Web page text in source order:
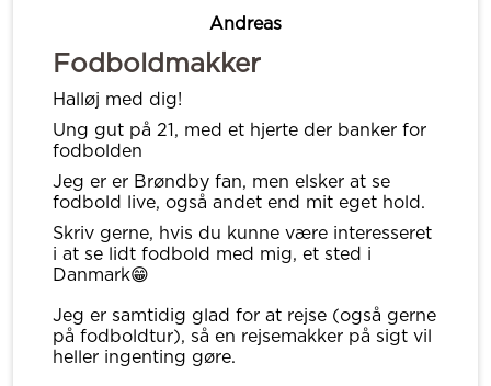
Andreas
Fodboldmakker
Halløj med dig!
Ung gut på 21, med et hjerte der banker for
fodbolden
Jeg er er Brøndby fan, men elsker at se
fodbold live, også andet end mit eget hold.
Skriv gerne, hvis du kunne være interesseret
i at se lidt fodbold med mig, et sted i
Danmark😁
Jeg er samtidig glad for at rejse (også gerne
på fodboldtur), så en rejsemakker på sigt vil
heller ingenting gøre.